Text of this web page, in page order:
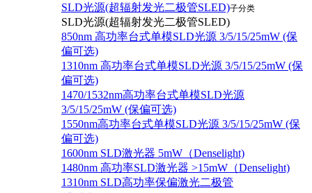
SLD光源(超辐射发光二极管SLED)子分类
SLD光源(超辐射发光二极管SLED)
850nm 高功率台式单模SLD光源 3/5/15/25mW (保
偏可选)
1310nm 高功率台式单模SLD光源 3/5/15/25mW (保
偏可选)
1470/1532nm高功率台式单模SLD光源
3/5/15/25mW (保偏可选)
1550nm高功率台式单模SLD光源 3/5/15/25mW (保
偏可选)
1600nm SLD激光器 5mW（Denselight)
1480nm 高功率SLD激光器 >15mW（Denselight)
1310nm SLD高功率保偏激光二极管